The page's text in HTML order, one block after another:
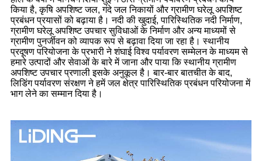
किया है, कृषि अपशिष्ट जल, गंदे जल निकायों और ग्रामीण घरेलू अपशिष्ट
प्रबंधन प्रयासों को बढ़ाया है। नदी की खुदाई, पारिस्थितिक नदी निर्माण,
ग्रामीण घरेलू अपशिष्ट उपचार सुविधाओं के निर्माण और अन्य माध्यमों से
ग्रामीण पुनर्जीवन को व्यापक रूप से बढ़ावा दिया जा रहा है। स्थानीय
प्रदूषण परियोजना के प्रभारी ने शंघाई विश्व पर्यावरण सम्मेलन के माध्यम से
हमारे उत्पादों और सेवाओं के बारे में जाना और पाया कि स्थानीय ग्रामीण
अपशिष्ट उपचार प्रणाली इसके अनुकूल है। बार-बार बातचीत के बाद,
लिडिंग पर्यावरण संरक्षण ने हमें जल क्षेत्र पारिस्थितिक प्रबंधन परियोजना में
भाग लेने का सम्मान दिया है।